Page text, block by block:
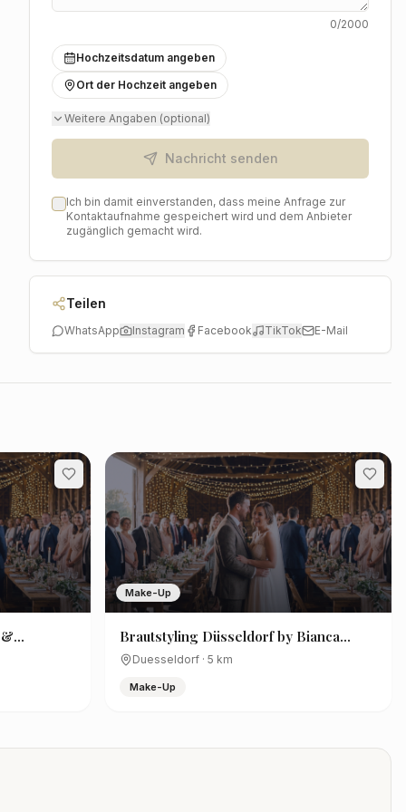
0/2000
Hochzeitsdatum angeben
Ort der Hochzeit angeben
Weitere Angaben (optional)
Nachricht senden
Ich bin damit einverstanden, dass meine Anfrage zur
Kontaktaufnahme gespeichert wird und dem Anbieter
zugänglich gemacht wird.
Teilen
WhatsApp Instagram Facebook TikTok E-Mail
Make-Up
Brautstyling Düsseldorf by Bianca
Hofmann-Visagistin/ Hairstylistin
Duesseldorf · 5 km
Make-Up